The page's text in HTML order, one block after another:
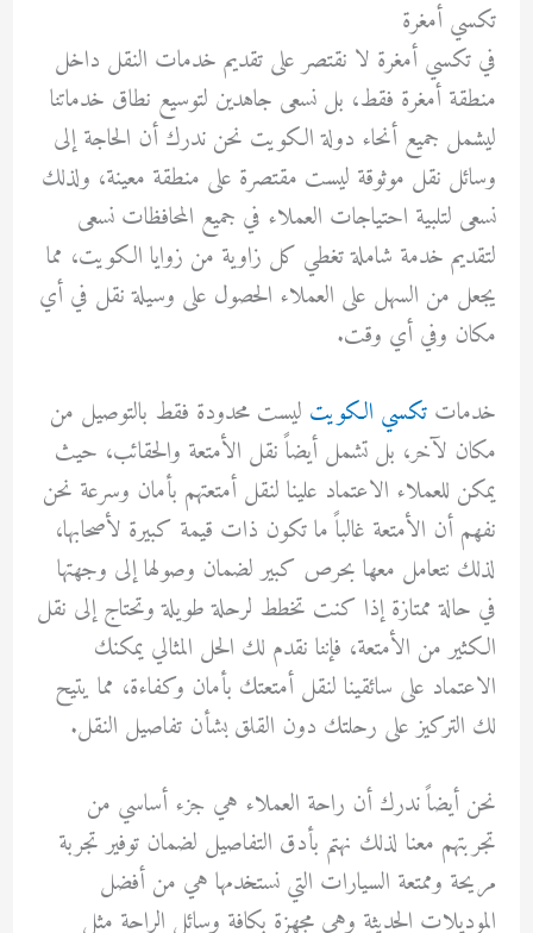
تكسي أمغرة
في تكسي أمغرة لا نقتصر على تقديم خدمات النقل داخل
منطقة أمغرة فقط، بل نسعى جاهدين لتوسيع نطاق خدماتنا
ليشمل جميع أنحاء دولة الكويت نحن ندرك أن الحاجة إلى
وسائل نقل موثوقة ليست مقتصرة على منطقة معينة، ولذلك
نسعى لتلبية احتياجات العملاء في جميع المحافظات نسعى
لتقديم خدمة شاملة تغطي كل زاوية من زوايا الكويت، مما
يجعل من السهل على العملاء الحصول على وسيلة نقل في أي
مكان وفي أي وقت.
خدمات تكسي الكويت ليست محدودة فقط بالتوصيل من
مكان لآخر، بل تشمل أيضاً نقل الأمتعة والحقائب، حيث
يمكن للعملاء الاعتماد علينا لنقل أمتعتهم بأمان وسرعة نحن
نفهم أن الأمتعة غالباً ما تكون ذات قيمة كبيرة لأصحابها،
لذلك نتعامل معها بحرص كبير لضمان وصولها إلى وجهتها
في حالة ممتازة إذا كنت تخطط لرحلة طويلة وتحتاج إلى نقل
الكثير من الأمتعة، فإننا نقدم لك الحل المثالي يمكنك
الاعتماد على سائقينا لنقل أمتعتك بأمان وكفاءة، مما يتيح
لك التركيز على رحلتك دون القلق بشأن تفاصيل النقل.
نحن أيضاً ندرك أن راحة العملاء هي جزء أساسي من
تجربتهم معنا لذلك نهتم بأدق التفاصيل لضمان توفير تجربة
مريحة وممتعة السيارات التي نستخدمها هي من أفضل
الموديلات الحديثة وهي مجهزة بكافة وسائل الراحة مثل